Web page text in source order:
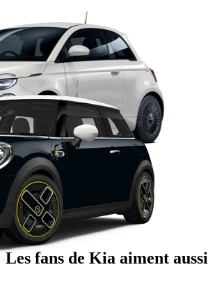
Les fans de Kia aiment aussi